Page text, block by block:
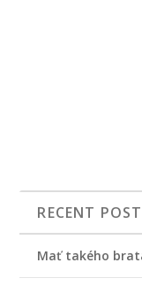
RECENT
Mať takého